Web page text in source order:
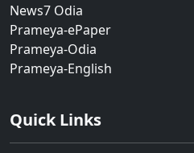
News7 Odia
Prameya-ePaper
Prameya-Odia
Prameya-English
Quick Links